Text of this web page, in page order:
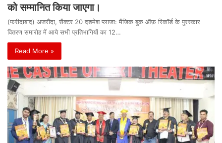
को सम्मानित किया जाएगा।
(फरीदाबाद) अजरौंदा, सैक्टर 20 दशमेश प्लाजा: मैजिक बुक ऑफ़ रिकॉर्ड के पुरस्कार
वितरण समारोह में आये सभी प्रतिभागियों का 12…
Read More »